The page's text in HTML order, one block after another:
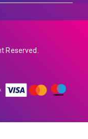
Reserved.